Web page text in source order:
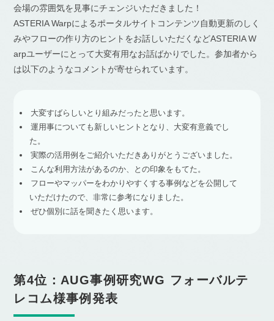
会場の雰囲気を見事にチェンジいただきました！
ASTERIA Warpによるポータルサイトコンテンツ自動更新のしく
みやフローの作り方のヒントをお話しいただくなどASTERIA W
arpユーザーにとって大変有用なお話ばかりでした。参加者から
は以下のようなコメントが寄せられています。
大変すばらしいとり組みだったと思います。
運用事についても新しいヒントとなり、大変有意義でし
た。
実際の活用例をご紹介いただきありがとうございました。
こんな利用方法があるのか、との印象をもてた。
フローやマッパーをわかりやすくする事例などを公開して
いただけたので、非常に参考になりました。
ぜひ個別に話を聞きたく思います。
第4位：AUG事例研究WG フォーバルテ
レコム様事例発表